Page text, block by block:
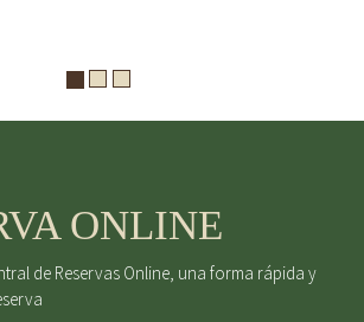
ONLINE
de Reservas Online, una forma rápida y